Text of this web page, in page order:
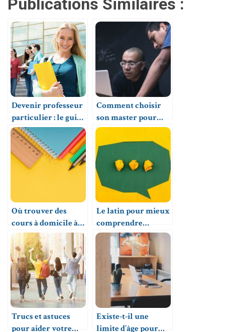
Publications Similaires :
Devenir professeur
particulier : le guide
complet
Comment choisir
son master pour
travailler dans
l’intelligence
artificielle ?
Où trouver des
cours à domicile à
Lyon ?
Le latin pour mieux
comprendre
d’autres langues
vivantes
Trucs et astuces
pour aider votre
Existe-t-il une
limite d’âge pour